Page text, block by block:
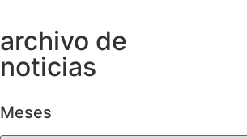
archivo de
noticias
Meses